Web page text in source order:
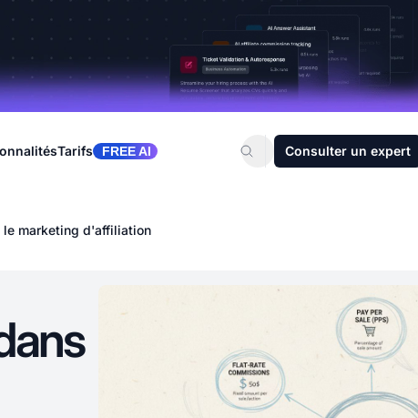
Tarifs FREE AI Consulter un expert
le marketing d'affiliation